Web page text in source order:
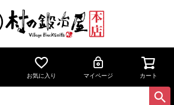
お気に入り マイページ カート